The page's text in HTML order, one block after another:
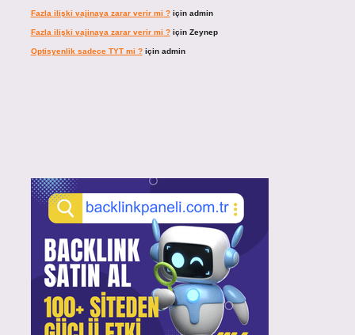
Fazla ilişki vajinaya zarar verir mi ?için admin
Fazla ilişki vajinaya zarar verir mi ?için Zeynep
Optisyenlik sadece TYT mi ?için admin